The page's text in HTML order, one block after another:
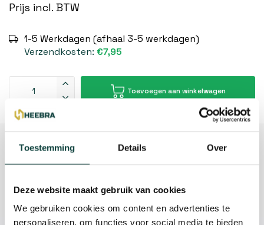
Toestemming Details Over
Deze website maakt gebruik van cookies
We gebruiken cookies om content en advertenties te
personaliseren, om functies voor social media te bieden
Prijs incl. BTW
1-5 Werkdagen (afhaal 3-5 werkdagen)
Verzendkosten: €7,95
Toevoegen aan winkelwagen